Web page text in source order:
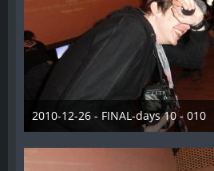
2010-12-26 - FINAL-days 10 - 010
28. Dezember 2012